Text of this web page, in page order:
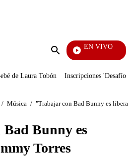
Enviar
EN VIVO
Yo
de Laura Tobón Inscripciones 'Desafío'
/ Música / "Trabajar con Bad Bunny es
Bunny es
Torres